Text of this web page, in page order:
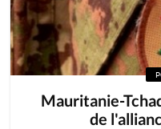
Mauritanie-
de